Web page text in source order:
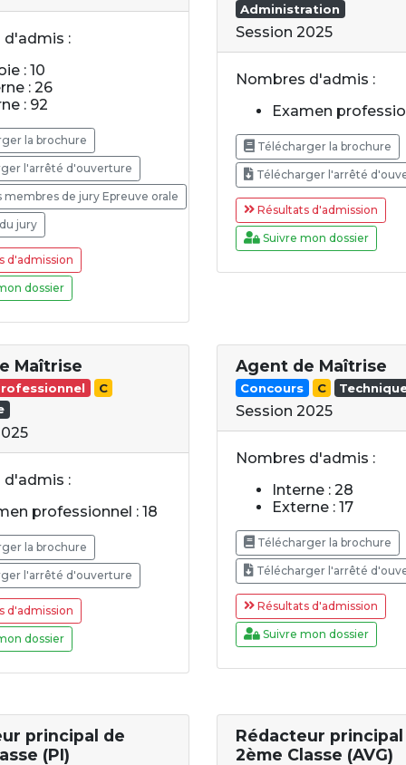
:
: 10
: 26
: 92
la brochure
l'arrêté d'ouverture
membres de jury Epreuve orale
jury
d'admission
dossier
Administration
Session 2025
Nombres d'admis :
Examen
Télécharger la brochure
Télécharger l'arrêté
Résultats d'admission
Suivre mon dossier
Maîtrise
C
:
professionnel : 18
la brochure
l'arrêté d'ouverture
d'admission
dossier
Agent de Maîtrise
Concours C
Session 2025
Nombres d'admis :
Interne : 28
Externe : 17
Télécharger la brochure
Télécharger l'arrêté
Résultats d'admission
Suivre mon dossier
principal de
(PI)
Rédacteur
2ème Classe (AVG)